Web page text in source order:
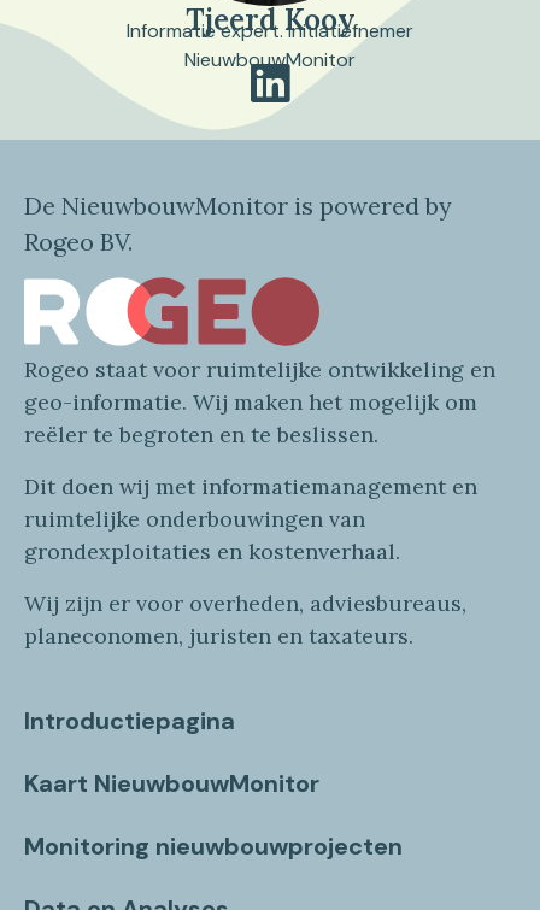
Tjeerd Kooy
Informatie expert. Initiatiefnemer
NieuwbouwMonitor
De NieuwbouwMonitor is powered by
Rogeo BV.
Rogeo staat voor ruimtelijke ontwikkeling en
geo-informatie. Wij maken het mogelijk om
reëler te begroten en te beslissen.
Dit doen wij met informatiemanagement en
ruimtelijke onderbouwingen van
grondexploitaties en kostenverhaal.
Wij zijn er voor overheden, adviesbureaus,
planeconomen, juristen en taxateurs.
Introductiepagina
Kaart NieuwbouwMonitor
Monitoring nieuwbouwprojecten